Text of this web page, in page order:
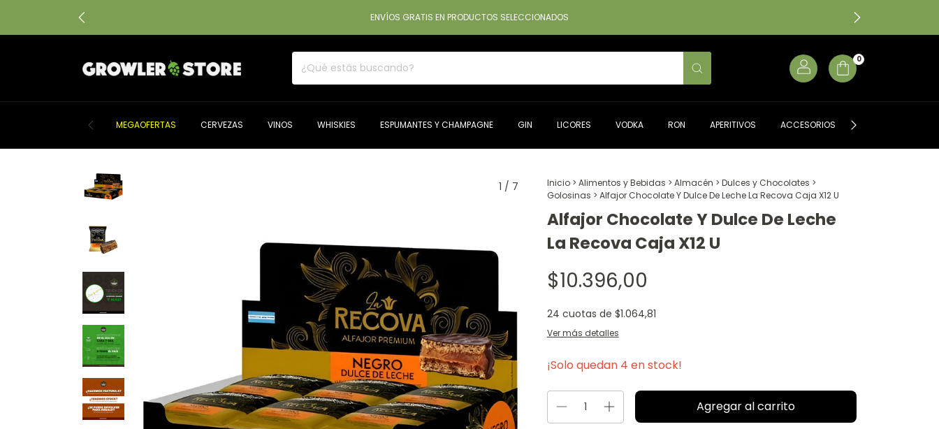
ENVÍOS GRATIS EN PRODUCTOS SELECCIONADOS
0
MEGAOFERTAS CERVEZAS VINOS WHISKIES ESPUMANTES Y CHAMPAGNE GIN LICORES VODKA RON APERITIVOS ACCESORIOS
1 / 7 Inicio > Alimentos y Bebidas > Almacén > Dulces y Chocolates >
Golosinas > Alfajor Chocolate Y Dulce De Leche La Recova Caja X12 U
Alfajor Chocolate Y Dulce De Leche
La Recova Caja X12 U
$10.396,00
24 cuotas de $1.064,81
Ver más detalles
¡Solo quedan 4 en stock!